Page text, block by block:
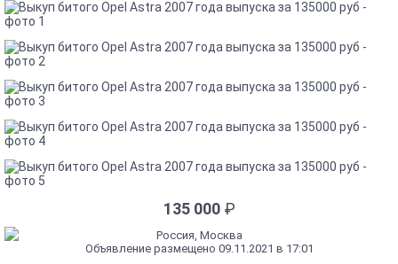
135 000 ₽
Россия, Москва
Объявление размещено 09.11.2021 в 17:01